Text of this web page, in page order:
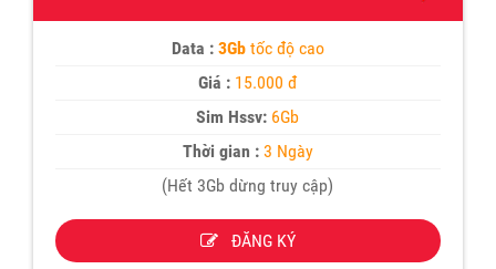
Data :3Gb tốc độ cao
Giá : 15.000 đ
Sim Hssv: 6Gb
Thời gian :3 Ngày
(Hết 3Gb dừng truy cập)
ĐĂNG KÝ